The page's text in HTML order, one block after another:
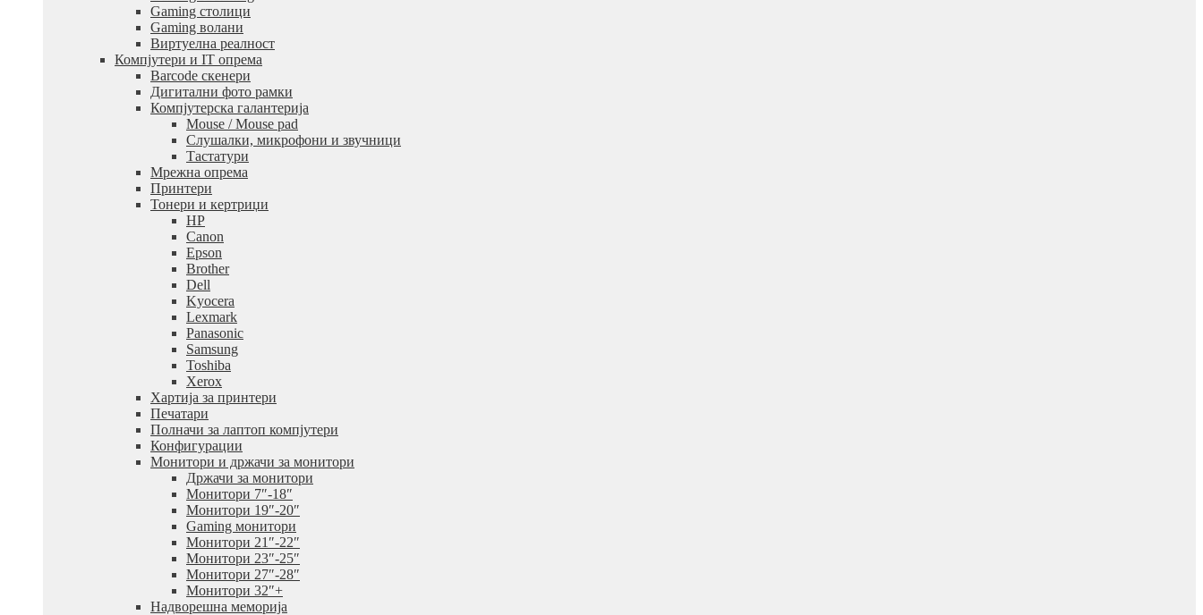
Gaming столици
Gaming волани
Виртуелна реалност
Компјутери и IT опрема
Barcode скенери
Дигитални фото рамки
Компјутерска галантерија
Mouse / Mouse pad
Слушалки, микрофони и звучници
Тастатури
Мрежна опрема
Принтери
Тонери и кертриџи
HP
Canon
Epson
Brother
Dell
Kyocera
Lexmark
Panasonic
Samsung
Toshiba
Xerox
Хартија за принтери
Печатари
Полначи за лаптоп компјутери
Конфигурации
Монитори и држачи за монитори
Држачи за монитори
Монитори 7″-18″
Монитори 19″-20″
Gaming монитори
Монитори 21″-22″
Монитори 23″-25″
Монитори 27″-28″
Монитори 32″+
Надворешна меморија